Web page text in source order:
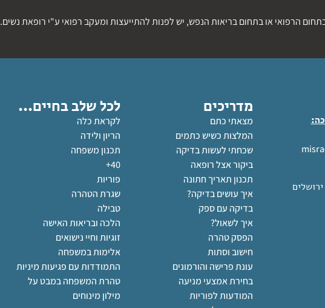
הרפואי או בתחום בריאות הנפש, יש לפנות להתייעצות ומעקב רפואי ע"י רופאת נשים.
מדריכים
מצאתי כתם
המלצות כשיש כתמים
שכחתי לעשות בדיקה
ביקור אצל רופאה
תכנון תאריך חתונה
איך עושים בדיקה?
בדיקה עם ספק
איך לשאול?
הפסק טהרה
חישוב וסתות
עונת פרישה והורמונים
בחירת אמצעי מניעה
המודעות לפוריות
לכל שלב בחיים...
לקראת כלה
הריון ולידה
תכנון משפחה
40+
פוריות
שגרת הטהרה
טבילה
הלכה ובריאות האישה
זוגיות וחיי נישואים
אלימות במשפחה
התמודדות עם פגיעות מיניות
טהרת המשפחה במבט על
מילון מינוחים